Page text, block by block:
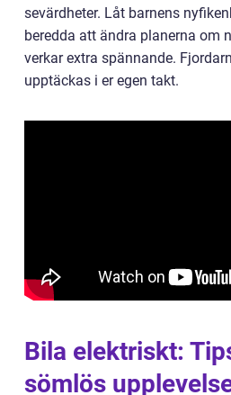
sevärdheter. Låt barnens
beredda att ändra planerna om
verkar extra spännande.
upptäckas i er egen takt.
Bila elektriskt:
sömlös